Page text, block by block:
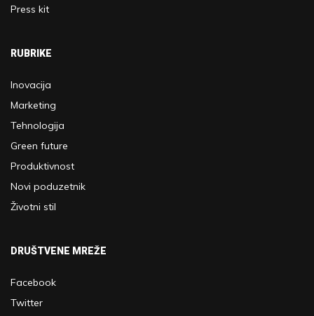
Press kit
RUBRIKE
Inovacija
Marketing
Tehnologija
Green future
Produktivnost
Novi poduzetnik
Životni stil
DRUŠTVENE MREŽE
Facebook
Twitter